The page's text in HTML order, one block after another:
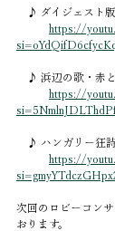
♪ ダイジェスト版
https://
♪ 浜辺の歌・赤
https://
♪ ハンガリー狂
https://
次回のロビーコン
おります。